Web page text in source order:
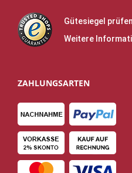
Gütesiegel prüfen
Weitere
ZAHLUNGSARTEN